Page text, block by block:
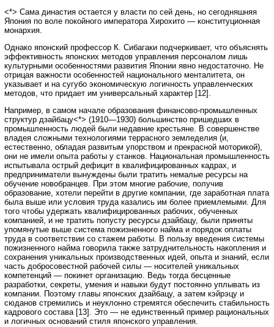
<*> Сама династия остается у власти по сей день, но сегодняшняя
Япония по воле покойного императора Хирохито — конституционная
монархия.
Однако японский профессор К. Сибагаки подчеркивает, что объяснять
эффективность японских методов управления персоналом лишь
культурными особенностями развития Японии явно недостаточно. Не
отрицая важности особенностей национального менталитета, он
указывает и на сугубо экономическую логичность управленческих
методов, что придает им универсальный характер [12].
Например, в самом начале образования финансово-промышленных
структур дзайбацу<*> (1910—1930) большинство пришедших в
промышленность людей были недавние крестьяне. В совершенстве
владея сложными технологиями террасного земледелия (и,
естественно, обладая развитым упорством и прекрасной моторикой),
они не имели опыта работы у станков. Национальная промышленность
испытывала острый дефицит в квалифицированных кадрах, и
предприниматели вынуждены были тратить немалые ресурсы на
обучение новобранцев. При этом многие рабочие, получив
образование, хотели перейти в другие компании, где заработная плата
была выше или условия труда казались им более приемлемыми. Для
того чтобы удержать квалифицированных рабочих, обученных
компанией, и не тратить попусту ресурсы дзайбацу, были приняты
упомянутые выше система пожизненного найма и порядок оплаты
труда в соответствии со стажем работы. В пользу введения системы
пожизненного найма говорила также затруднительность накопления и
сохранения уникальных производственных идей, опыта и знаний, если
часть добросовестной рабочей силы — носителей уникальных
компетенций — покинет организацию. Ведь тогда бесценные
разработки, секреты, умения и навыки будут постоянно уплывать из
компании. Поэтому главы японских дзайбацу, а затем кэйрэцу и
сюданов стремились и неуклонно стремятся обеспечить стабильность
кадрового состава [13]. Это — не единственный пример рациональных
и логичных оснований стиля японского управления.